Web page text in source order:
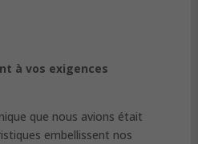
à vos exigences
que nous avions était
embellissent nos